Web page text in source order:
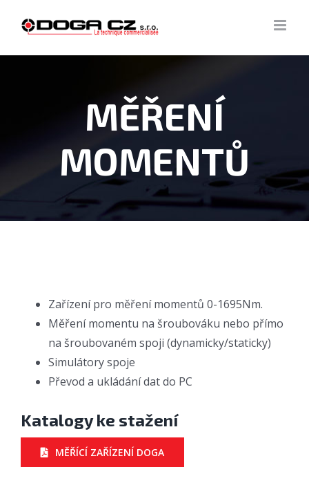
MĚŘENÍ
MOMENTŮ
Zařízení pro měření momentů 0-1695Nm.
Měření momentu na šroubováku nebo přímo
na šroubovaném spoji (dynamicky/staticky)
Simulátory spoje
Převod a ukládání dat do PC
Katalogy ke stažení
MĚŘÍCÍ ZAŘÍZENÍ DOGA